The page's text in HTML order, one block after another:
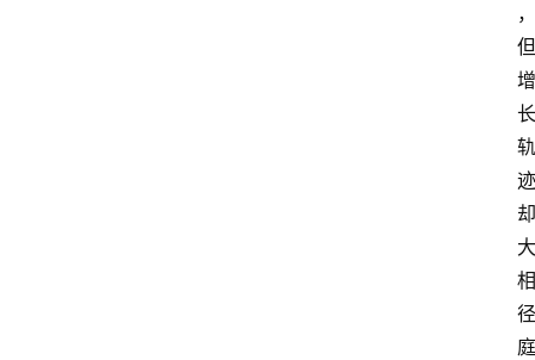
，
但
增
长
轨
迹
却
大
相
径
庭